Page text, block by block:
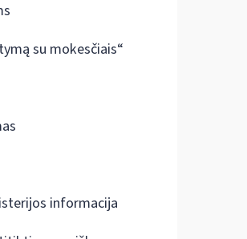
su mokesčiais“
informacija